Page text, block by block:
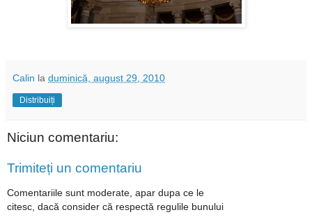
Calin la duminică, august 29, 2010
Distribuiți
Niciun comentariu:
Trimiteți un comentariu
Comentariile sunt moderate, apar dupa ce le
citesc, dacă consider că respectă regulile bunului